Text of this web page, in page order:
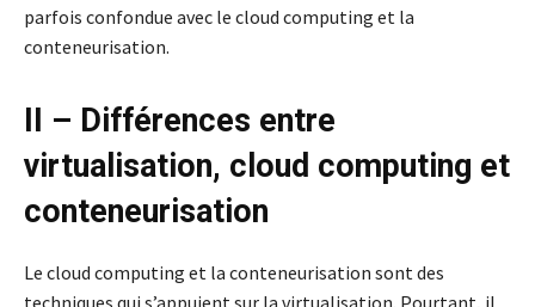
parfois confondue avec le cloud computing et la
conteneurisation.
II – Différences entre
virtualisation, cloud computing et
conteneurisation
Le cloud computing et la conteneurisation sont des
techniques qui s’appuient sur la virtualisation. Pourtant, il